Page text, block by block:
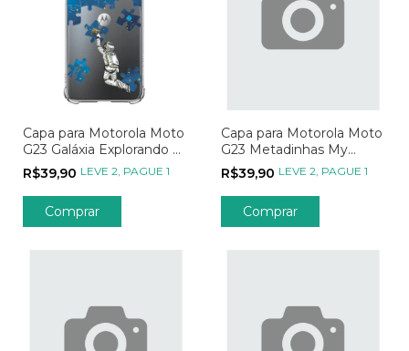
Capa para Motorola Moto
G23 Galáxia Explorando o
Universo Azul
R$39,90 LEVE 2, PAGUE 1
Comprar
Capa para Motorola Moto
G23 Metadinhas My
Person - Parte 02
R$39,90 LEVE 2, PAGUE 1
Comprar